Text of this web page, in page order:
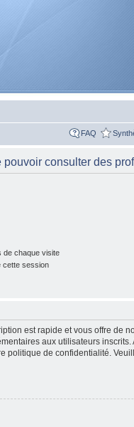
FAQ
consulter des
de chaque visite
cette session
est rapide et vous offre de
aux utilisateurs
politique de confidentialité.